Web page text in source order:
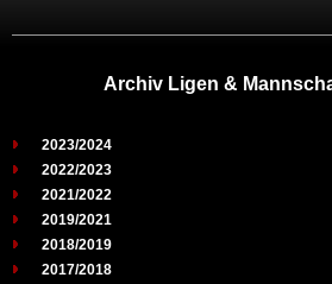
Archiv Ligen &
2023/2024
2022/2023
2021/2022
2019/2021
2018/2019
2017/2018